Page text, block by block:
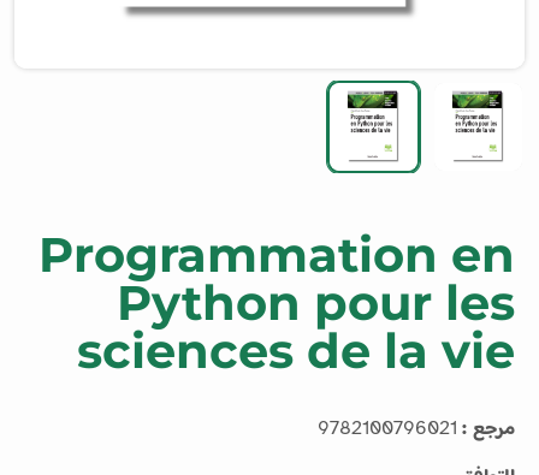
Programmation en
Python pour les
sciences de la vie
مرجع :